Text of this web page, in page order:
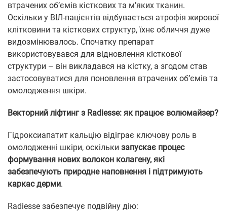
втрачених об’ємів кісткових та м’яких тканин.
Оскільки у ВІЛ-пацієнтів відбувається атрофія жирової
клітковини та кісткових структур, їхнє обличчя дуже
видозмінювалось. Спочатку препарат
використовувався для відновлення кісткової
структури – він викладався на кістку, а згодом став
застосовуватися для поновлення втрачених об’ємів та
омолодження шкіри.
Векторний ліфтинг з Radiesse: як працює волюмайзер?
Гідроксиапатит кальцію відіграє ключову роль в
омолодженні шкіри, оскільки запускає процес
формування нових волокон колагену, які
забезпечують природне наповнення і підтримують
каркас дерми.
Radiesse забезпечує подвійну дію: